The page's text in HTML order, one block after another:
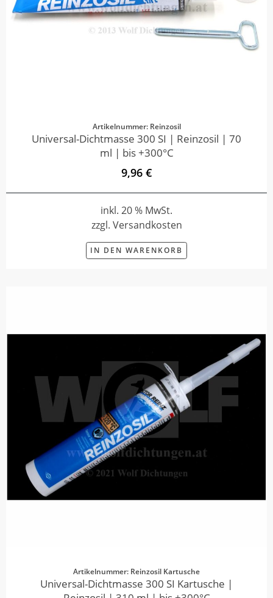
Artikelnummer: Reinzosil
Universal-Dichtmasse 300 SI | Reinzosil | 70
ml | bis +300°C
9,96 €
inkl. 20 % MwSt.
zzgl. Versandkosten
IN DEN WARENKORB
Artikelnummer: Reinzosil Kartusche
Universal-Dichtmasse 300 SI Kartusche |